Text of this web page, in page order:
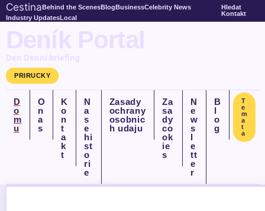
CestinaBehind the ScenesBlogBusinessCelebrity News
Industry UpdatesLocal
Hledat
Kontakt
Deník Portal
Den Denni briefing
PRIRUCKY
D
o
m
u
O
n
a
s
K
o
n
t
a
k
t
N
a
s
e
hi
st
o
ri
e
Zasady
ochrany
osobnic
h udaju
Za
sa
dy
co
ok
ie
s
N
e
w
s
l
e
tt
e
r
B
l
o
g
T
e
m
a
t
a